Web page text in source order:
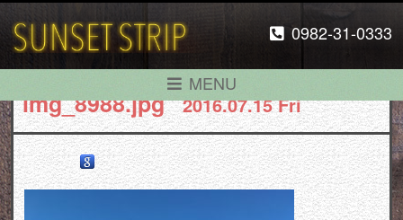
0982-31-0333
MENU
img_8988.jpg 2016.07.15 Fri